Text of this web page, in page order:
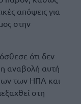
απόψεις για
στην
ότι δεν
η αναβολή αυτή
των ΗΠΑ και
στη